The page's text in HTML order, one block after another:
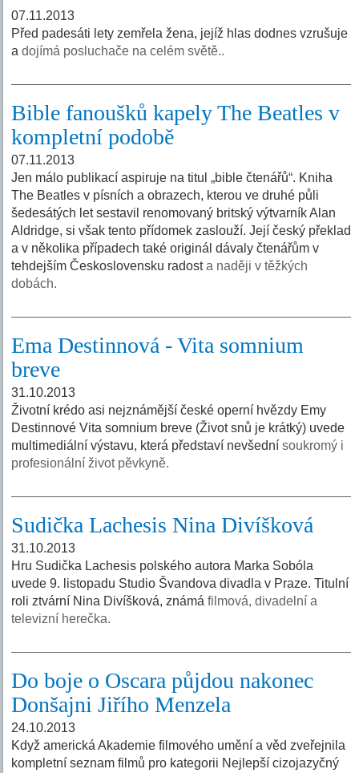
07.11.2013
Před padesáti lety zemřela žena, jejíž hlas dodnes vzrušuje
adojímá posluchače na celém světě..
Bible fanoušků kapely The Beatles v
kompletní podobě
07.11.2013
Jen málo publikací aspiruje na titul „bible čtenářů“. Kniha
The Beatles v písních a obrazech, kterou ve druhé půli
šedesátých let sestavil renomovaný britský výtvarník Alan
Aldridge, si však tento přídomek zaslouží. Její český překlad
a v několika případech také originál dávaly čtenářům v
tehdejším Československu radosta naději v těžkých
dobách.
Ema Destinnová - Vita somnium
breve
31.10.2013
Životní krédo asi nejznámější české operní hvězdy Emy
Destinnové Vita somnium breve (Život snů je krátký) uvede
multimediální výstavu, která představí nevšednísoukromý i
profesionální život pěvkyně.
Sudička Lachesis Nina Divíšková
31.10.2013
Hru Sudička Lachesis polského autora Marka Sobóla
uvede 9. listopadu Studio Švandova divadla v Praze. Titulní
roli ztvární Nina Divíšková, známáfilmová, divadelní a
televizní herečka.
Do boje o Oscara půjdou nakonec
Donšajni Jiřího Menzela
24.10.2013
Když americká Akademie filmového umění a věd zveřejnila
kompletní seznam filmů pro kategorii Nejlepší cizojazyčný